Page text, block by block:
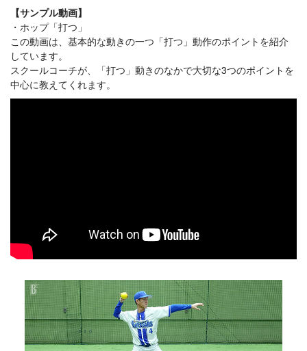
【サンプル動画】
ホップ「打つ」
この動画は、基本的な動きの一つ「打つ」動作のポイントを紹介
しています。
スクールコーチが、「打つ」動きのなかで大切な3つのポイントを
中心に教えてくれます。